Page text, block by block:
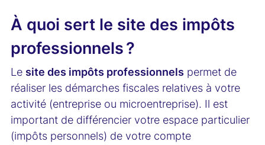
À quoi sert le site des impôts
professionnels ?
Le site des impôts professionnels permet de
réaliser les démarches fiscales relatives à votre
activité (entreprise ou microentreprise). Il est
important de différencier votre espace particulier
(impôts personnels) de votre compte